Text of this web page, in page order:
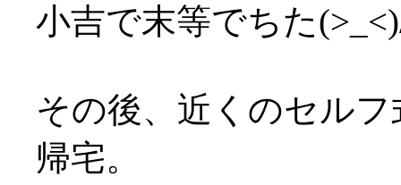
小吉で末等でちた
その後、近くのセル
帰宅。